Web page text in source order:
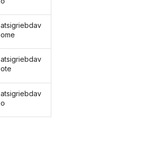
atsigriebdav
ome
atsigriebdav
ote
atsigriebdav
o